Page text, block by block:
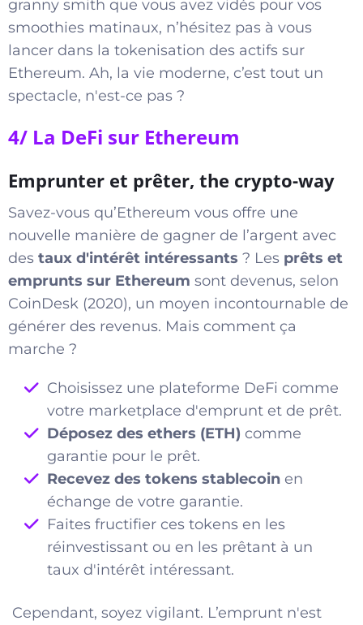
granny smith que vous avez vidés pour vos
smoothies matinaux, n’hésitez pas à vous
lancer dans la tokenisation des actifs sur
Ethereum. Ah, la vie moderne, c’est tout un
spectacle, n'est-ce pas ?
4/ La DeFi sur Ethereum
Emprunter et prêter, the crypto-way
Savez-vous qu’Ethereum vous offre une
nouvelle manière de gagner de l’argent avec
des taux d'intérêt intéressants ? Les prêts et
emprunts sur Ethereum sont devenus, selon
CoinDesk (2020), un moyen incontournable de
générer des revenus. Mais comment ça
marche ?
Choisissez une plateforme DeFi comme
votre marketplace d'emprunt et de prêt.
Déposez des ethers (ETH) comme
garantie pour le prêt.
Recevez des tokens stablecoin en
échange de votre garantie.
Faites fructifier ces tokens en les
réinvestissant ou en les prêtant à un
taux d'intérêt intéressant.
Cependant, soyez vigilant. L’emprunt n'est